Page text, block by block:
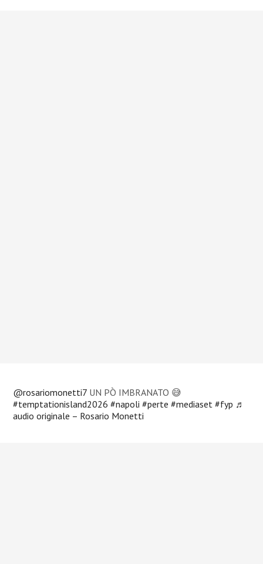
@rosariomonetti7 UN PÒ IMBRANATO 😅
#temptationisland2026 #napoli #perte #mediaset #fyp ♬
audio originale – Rosario Monetti